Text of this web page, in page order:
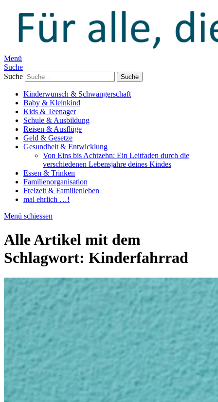
Menü
Suche
Suche
Kinderwunsch & Schwangerschaft
Baby & Kleinkind
Kids & Teenager
Schule & Ausbildung
Reisen & Ausflüge
Geld & Gesetze
Gesundheit & Entwicklung
Von Eins bis Achtzehn: Ein Leitfaden durch die
verschiedenen Lebensjahre deines Kindes
Essen & Trinken
Familienorganisation
Freizeit & Familienleben
mal ehrlich …!
Menü schiessen
Alle Artikel mit dem
Schlagwort: Kinderfahrrad